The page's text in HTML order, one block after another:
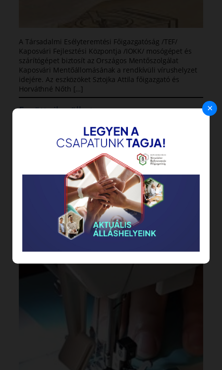
A Társadalmi Esélyteremtési Főigazgatóság /TEF/
Kaposvári Fejlesztési Központja /IOKK/ mosógépet és
szárítógépet biztosít az Országos Mentőszolgálat
Kaposvári Mentőállomásának a rendkívüli vírushelyzet
idejére. Az eszközöket Sztojka Attila főigazgató és
Horváthné Nőth […]
Együtt sikerülhet ×